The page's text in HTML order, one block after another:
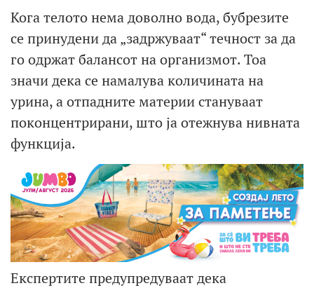
Кога телото нема доволно вода, бубрезите
се принудени да „задржуваат“ течност за да
го одржат балансот на организмот. Тоа
значи дека се намалува количината на
урина, а отпадните материи стануваат
поконцентрирани, што ја отежнува нивната
функција.
Експертите предупредуваат дека